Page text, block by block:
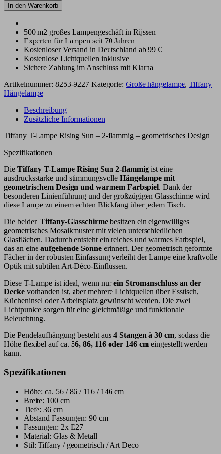
In den Warenkorb
500 m2 großes Lampengeschäft in Rijssen
Experten für Lampen seit 70 Jahren
Kostenloser Versand in Deutschland ab 99 €
Kostenlose Lichtquellen inklusive
Sichere Zahlung im Anschluss mit Klarna
Artikelnummer: 8253-9227 Kategorie: Große hängelampe, Tiffany
Hängelampe
Beschreibung
Zusätzliche Informationen
Tiffany T-Lampe Rising Sun – 2-flammig – geometrisches Design
Spezifikationen
Die Tiffany T-Lampe Rising Sun 2-flammig ist eine
ausdrucksstarke und stimmungsvolle Hängelampe mit
geometrischem Design und warmem Farbspiel. Dank der
besonderen Linienführung und der großzügigen Glasschirme wird
diese Lampe zu einem echten Blickfang über jedem Tisch.
Die beiden Tiffany-Glasschirme besitzen ein eigenwilliges
geometrisches Mosaikmuster mit vielen unterschiedlichen
Glasflächen. Dadurch entsteht ein reiches und warmes Farbspiel,
das an eine aufgehende Sonne erinnert. Der geometrisch geformte
Fächer in der robusten Einfassung verleiht der Lampe eine kraftvolle
Optik mit subtilen Art-Déco-Einflüssen.
Diese T-Lampe ist ideal, wenn nurein Stromanschluss an der
Decke vorhanden ist, aber mehrere Lichtquellen über Esstisch,
Kücheninsel oder Arbeitsplatz gewünscht werden. Die zwei
Lichtpunkte sorgen für eine gleichmäßige und funktionale
Beleuchtung.
Die Pendelaufhängung besteht aus 4 Stangen à 30 cm, sodass die
Höhe flexibel auf ca. 56, 86, 116 oder 146 cm eingestellt werden
kann.
Spezifikationen
Höhe: ca. 56 / 86 / 116 / 146 cm
Breite: 100 cm
Tiefe: 36 cm
Abstand Fassungen: 90 cm
Fassungen: 2x E27
Material: Glas & Metall
Stil: Tiffany / geometrisch / Art Deco